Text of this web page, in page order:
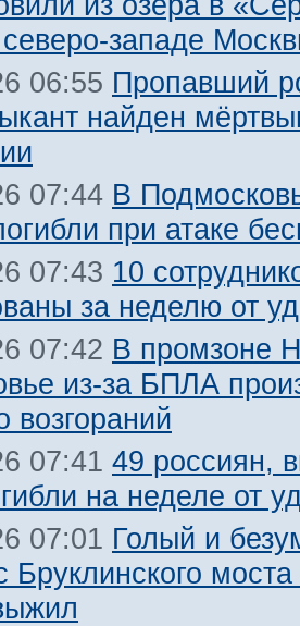
западе
06:55 Пропавший
найден
07:44 В
при атаке
07:43 10
за неделю от
07:42 В промзоне
из-за БПЛА
возгораний
07:41 49 россиян,
на неделе от
07:01 Голый и
Бруклинского